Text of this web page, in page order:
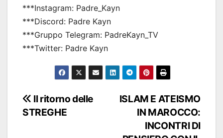
***Instagram: Padre_Kayn
***Discord: Padre Kayn
***Gruppo Telegram: PadreKayn_TV
***Twitter: Padre Kayn
Navigazione
articoli
ISLAM E ATEISMO
IN MAROCCO:
INCONTRI DI
Il ritorno delle
STREGHE